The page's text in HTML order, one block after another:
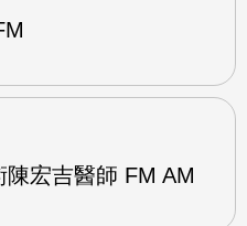
宏吉醫師 FM AM